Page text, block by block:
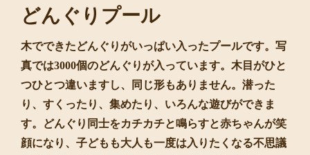
どんぐりプール
木でできたどんぐりがいっぱい入ったプールです。写
真では3000個のどんぐりが入っています。木目がひと
つひとつ違いますし、同じ形もありません。潜った
り、すくったり、集めたり、いろんな遊びができま
す。どんぐり同士をカチカチと鳴らすと赤ちゃんが笑
顔になり、子どもも大人も一度は入りたくなる不思議